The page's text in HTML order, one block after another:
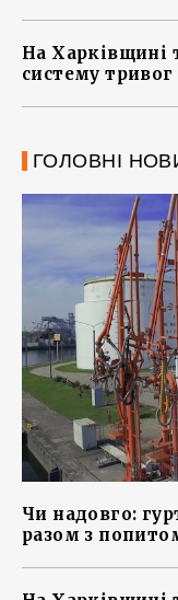
На Харківщині
систему
ГОЛОВНІ
Чи надовго:
разом з